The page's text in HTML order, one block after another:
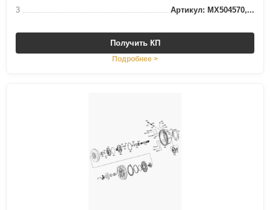
3
Артикул: MX504570,...
Получить КП
Подробнее >